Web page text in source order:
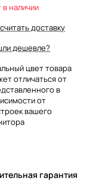
в наличии
доставку
дешевле?
цвет товара
отличаться от
в
от
вашего
гарантия